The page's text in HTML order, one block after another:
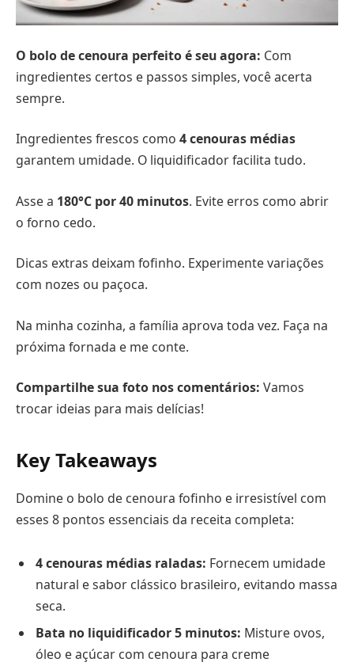
O bolo de cenoura perfeito é seu agora: Com
ingredientes certos e passos simples, você acerta
sempre.
Ingredientes frescos como 4 cenouras médias
garantem umidade. O liquidificador facilita tudo.
Asse a 180°C por 40 minutos. Evite erros como abrir
o forno cedo.
Dicas extras deixam fofinho. Experimente variações
com nozes ou paçoca.
Na minha cozinha, a família aprova toda vez. Faça na
próxima fornada e me conte.
Compartilhe sua foto nos comentários: Vamos
trocar ideias para mais delícias!
Key Takeaways
Domine o bolo de cenoura fofinho e irresistível com
esses 8 pontos essenciais da receita completa:
4 cenouras médias raladas: Fornecem umidade
natural e sabor clássico brasileiro, evitando massa
seca.
Bata no liquidificador 5 minutos: Misture ovos,
óleo e açúcar com cenoura para creme